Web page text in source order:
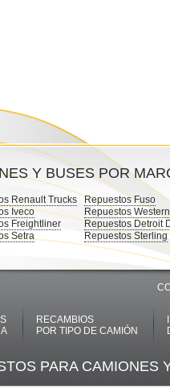
Y BUSES POR
Renault Trucks
Iveco
Freightliner
Setra
Repuestos Fuso
Repuestos
Repuestos Detroit
Repuestos Sterling
RECAMBIOS
POR TIPO DE CAMIÓN
PARA CAMIONES